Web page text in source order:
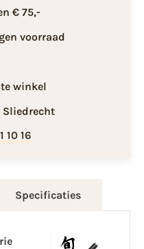
€ 75,-
voorraad
winkel
10 16
Specificaties